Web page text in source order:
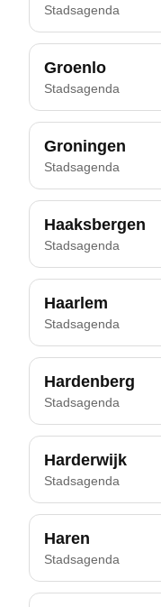
Stadsagenda
Groenlo
Stadsagenda
Groningen
Stadsagenda
Haaksbergen
Stadsagenda
Haarlem
Stadsagenda
Hardenberg
Stadsagenda
Harderwijk
Stadsagenda
Haren
Stadsagenda